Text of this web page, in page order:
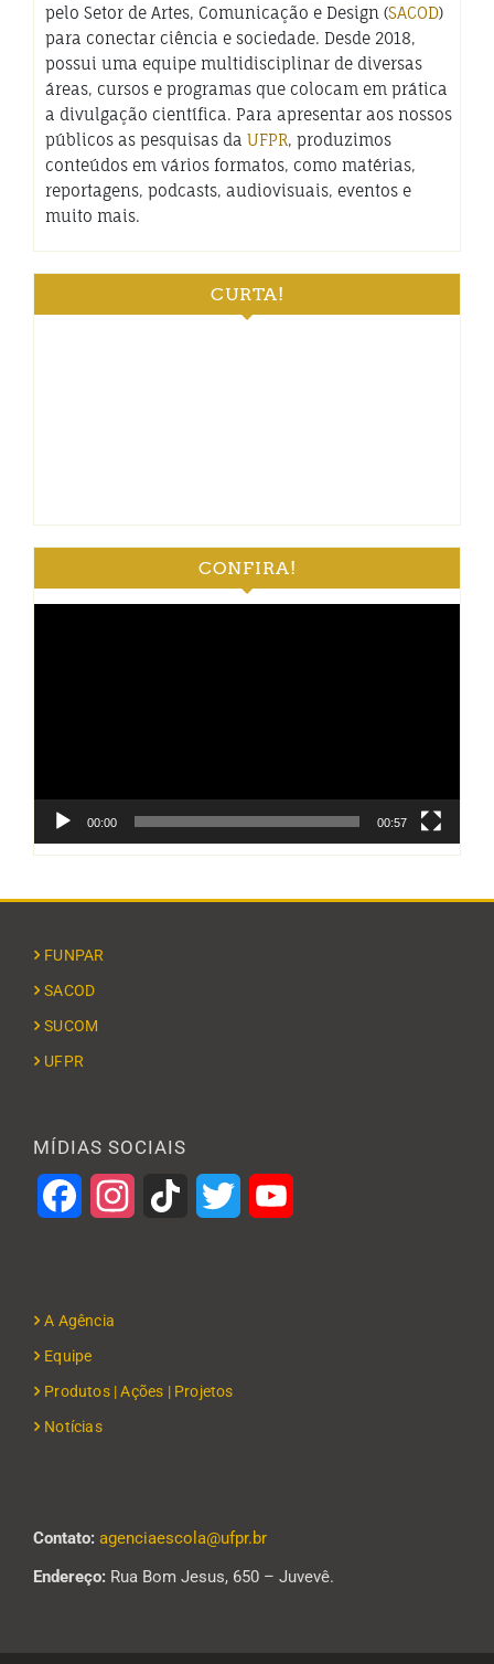
pelo Setor de Artes, Comunicação e Design (SACOD)
para conectar ciência e sociedade. Desde 2018,
possui uma equipe multidisciplinar de diversas
áreas, cursos e programas que colocam em prática
a divulgação científica. Para apresentar aos nossos
públicos as pesquisas da UFPR, produzimos
conteúdos em vários formatos, como matérias,
reportagens, podcasts, audiovisuais, eventos e
muito mais.
CURTA!
CONFIRA!
00:00 00:57
FUNPAR
SACOD
SUCOM
UFPR
MÍDIAS SOCIAIS
FacebookInstagramTikTok Twitter
A Agência
Equipe
Produtos | Ações | Projetos
Notícias
Contato: agenciaescola@ufpr.br
Endereço: Rua Bom Jesus, 650 – Juvevê.